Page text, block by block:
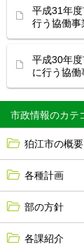
市政情報
狛江市の概要
各種計画
部の方針
各課紹介
平成31年
行う協働事
平成30年
に行う協働